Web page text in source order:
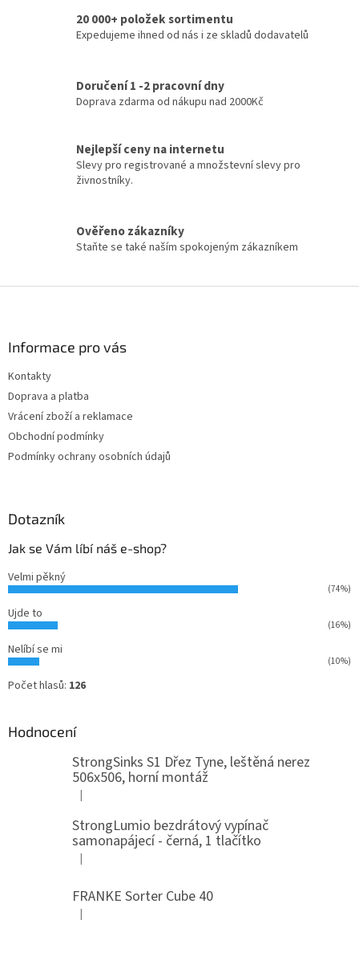
20 000+ položek sortimentu
Expedujeme ihned od nás i ze skladů dodavatelů
Doručení 1 -2 pracovní dny
Doprava zdarma od nákupu nad 2000Kč
Nejlepší ceny na internetu
Slevy pro registrované a množstevní slevy pro
živnostníky.
Ověřeno zákazníky
Staňte se také naším spokojeným zákazníkem
Informace pro vás
Kontakty
Doprava a platba
Vrácení zboží a reklamace
Obchodní podmínky
Podmínky ochrany osobních údajů
Dotazník
Jak se Vám líbí náš e-shop?
Velmi pěkný
(74%)
Ujde to
(16%)
Nelíbí se mi
(10%)
Počet hlasů: 126
Hodnocení
StrongSinks S1 Dřez Tyne, leštěná nerez
506x506, horní montáž
Hodnocení produktu je 5 z 5 hvězdiček.
|
StrongLumio bezdrátový vypínač
samonapájecí - černá, 1 tlačítko
Hodnocení produktu je 4 z 5 hvězdiček.
|
FRANKE Sorter Cube 40
Hodnocení produktu je 3 z 5 hvězdiček.
|